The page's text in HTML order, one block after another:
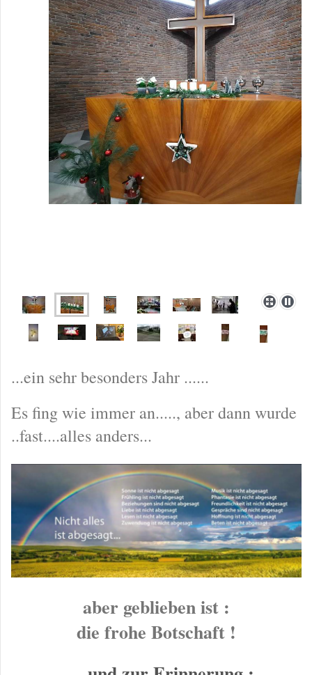
...ein sehr besonders Jahr ......
Es fing wie immer an....., aber dann wurde
..fast....alles anders...
aber geblieben ist :
die frohe Botschaft !